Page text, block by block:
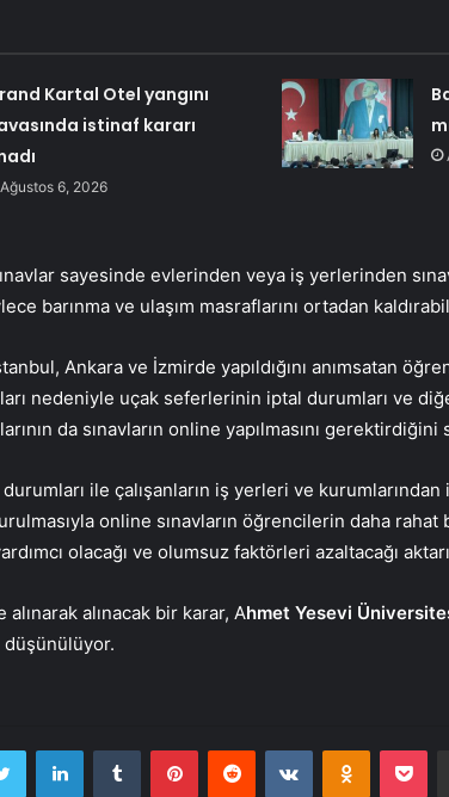
Kartal Otel yangını
istinaf kararı
Ağustos 6, 2026
sayesinde evlerinden veya iş yerlerinden
barınma ve ulaşım masraflarını ortadan
Ankara ve İzmirde yapıldığını anımsatan
nedeniyle uçak seferlerinin iptal durumları ve
da sınavların online yapılmasını gerektirdiğini
ile çalışanların iş yerleri ve
online sınavların öğrencilerin daha
olacağı ve olumsuz faktörleri azaltacağı
alınacak bir karar, Ahmet Yesevi
düşünülüyor.
Twitter LinkedInTumblr PinterestReddit VKontakte